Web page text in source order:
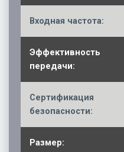
Входная частота:
Эффективность
передачи:
Сертификация
безопасности:
Размер: